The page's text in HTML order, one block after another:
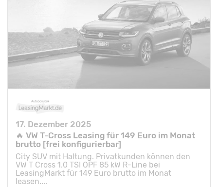
17. Dezember 2025
🔥 VW T-Cross Leasing für 149 Euro im Monat
brutto [frei konfigurierbar]
City SUV mit Haltung. Privatkunden können den
VW T Cross 1.0 TSI OPF 85 kW R-Line bei
LeasingMarkt für 149 Euro brutto im Monat
leasen....